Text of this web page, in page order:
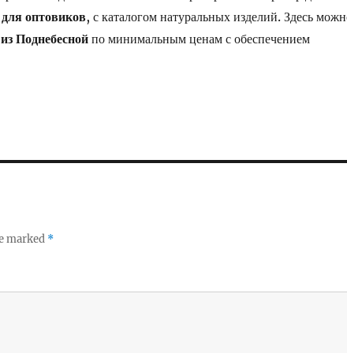
оптовиков, с каталогом натуральных изделий. Здесь
Поднебеснойпо минимальным ценам с обеспечением
marked *